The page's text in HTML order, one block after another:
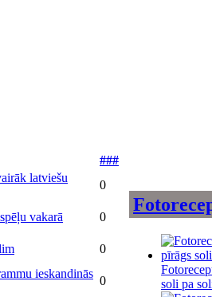
###
latviešu
0
vakarā
0
0
ieskandinās
0
soli pa